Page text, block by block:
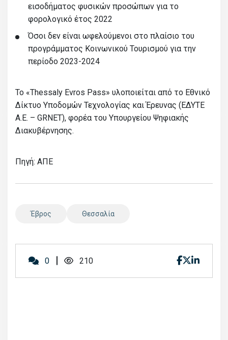
εισοδήματος φυσικών προσώπων για το
φορολογικό έτος 2022
Όσοι δεν είναι ωφελούμενοι στο πλαίσιο του
προγράμματος Κοινωνικού Τουρισμού για την
περίοδο 2023-2024
Το «Thessaly Evros Pass» υλοποιείται από το Εθνικό
Δίκτυο Υποδομών Τεχνολογίας και Έρευνας (ΕΔΥΤΕ
Α.Ε. – GRNET), φορέα του Υπουργείου Ψηφιακής
Διακυβέρνησης.
Πηγή: ΑΠΕ
Έβρος Θεσσαλία
0 210